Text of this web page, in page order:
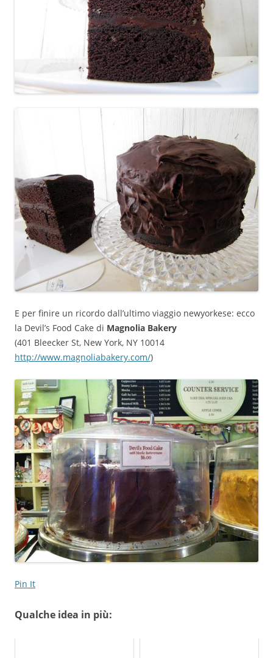
E per finire un ricordo dall’ultimo viaggio newyorkese: ecco
la Devil’s Food Cake di Magnolia Bakery
(401 Bleecker St, New York, NY 10014
http://www.magnoliabakery.com/)
Pin It
Qualche idea in più: